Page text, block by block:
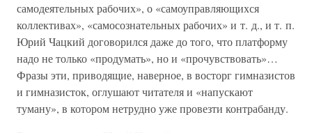
самодеятельных рабочих», о «самоуправляющихся
коллективах», «самосознательных рабочих» и т. д., и т. п.
Юрий Чацкий договорился даже до того, что платформу
надо не только «продумать», но и «прочувствовать»…
Фразы эти, приводящие, наверное, в восторг гимназистов
и гимназисток, оглушают читателя и «напускают
туману», в котором нетрудно уже провезти контрабанду.